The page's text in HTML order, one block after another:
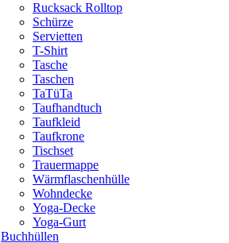
Rucksack Rolltop
Schürze
Servietten
T-Shirt
Tasche
Taschen
TaTüTa
Taufhandtuch
Taufkleid
Taufkrone
Tischset
Trauermappe
Wärmflaschenhülle
Wohndecke
Yoga-Decke
Yoga-Gurt
Buchhüllen